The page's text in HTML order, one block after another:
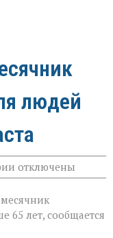
людей
к
записи
Дону
проходит
месячник
отключены
65 лет, сообщается